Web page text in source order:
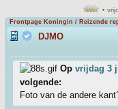
•
Frontpage Koningin / Reizende
DJMO
Op vrijdag 3
volgende:
Foto van de andere